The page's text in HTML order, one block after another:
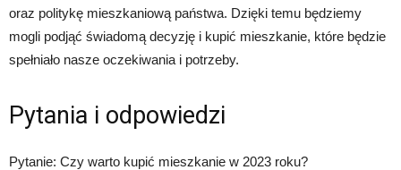
oraz politykę mieszkaniową państwa. Dzięki temu będziemy
mogli podjąć świadomą decyzję i kupić mieszkanie, które będzie
spełniało nasze oczekiwania i potrzeby.
Pytania i odpowiedzi
Pytanie: Czy warto kupić mieszkanie w 2023 roku?